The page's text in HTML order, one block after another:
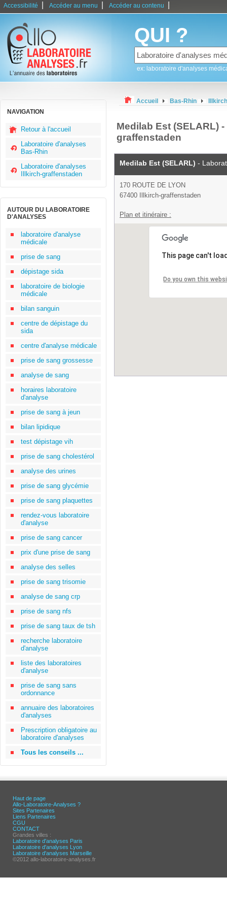
Accessibilité Accéder au menu Accéder au contenu
QUI ?
ex: laboratoire d'analyses
NAVIGATION
Retour à l'accueil
Laboratoire d'analyses
Bas-Rhin
Laboratoire d'analyses
Illkirch-graffenstaden
AUTOUR DU LABORATOIRE
D'ANALYSES
laboratoire d'analyse
médicale
prise de sang
dépistage sida
laboratoire de biologie
médicale
bilan sanguin
centre de dépistage du
sida
centre d'analyse médicale
prise de sang grossesse
analyse de sang
horaires laboratoire
d'analyse
prise de sang à jeun
bilan lipidique
test dépistage vih
prise de sang cholestérol
analyse des urines
prise de sang glycémie
prise de sang plaquettes
rendez-vous laboratoire
d'analyse
prise de sang cancer
prix d'une prise de sang
analyse des selles
prise de sang trisomie
analyse de sang crp
prise de sang nfs
prise de sang taux de tsh
recherche laboratoire
d'analyse
liste des laboratoires
d'analyse
prise de sang sans
ordonnance
annuaire des laboratoires
d'analyses
Prescription obligatoire au
laboratoire d'analyses
Tous les conseils ...
Accueil Bas-Rhin
Medilab Est (SELARL)
graffenstaden
Medilab Est (SELARL) -
170 ROUTE DE LYON
67400 Illkirch-graffenstaden
Plan et itinéraire :
This page can't
Do you own this
Haut de page
Allo-Laboratoire-Analyses ?
Sites Partenaires
Liens Partenaires
CGU
CONTACT
Grandes villes :
Laboratoire d'analyses Paris
Laboratoire d'analyses Lyon
Laboratoire d'analyses Marseille
©2012 allo-laboratoire-analyses.fr